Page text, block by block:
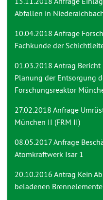
Abfällen in
10.04.2018 Anfrage
Fachkunde der
01.03.2018 Antrag
Planung der Entsorgung
Forschungsreaktor
27.02.2018 Anfrage
München II (FRM II)
08.05.2017 Anfrage
Atomkraftwerk Isar 1
20.10.2016 Antrag Kein
beladenen